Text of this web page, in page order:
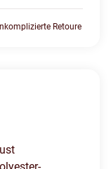
Retoure